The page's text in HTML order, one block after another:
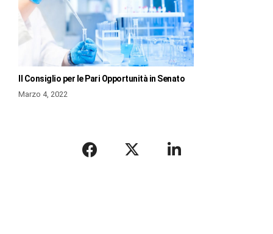
Il Consiglio per le Pari Opportunità in Senato
Marzo 4, 2022